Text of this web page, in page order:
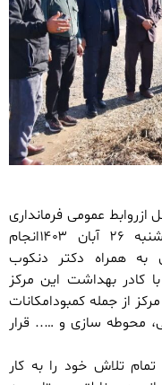
ازروابط عمومی فرمانداری
علی آبادکتول،در این بازدید که روز شنبه ٢۶ آبان ۱۴۰۳انجام
به همراه دکتر دنکوب
کادر بهداشت این مرکز
از جمله کمبودامکانات
محوطه سازی و ….. قرار
تلاش خود را به کار